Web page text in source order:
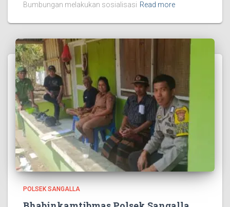
Bumbungan melakukan sosialisasi Read more
POLSEK SANGALLA